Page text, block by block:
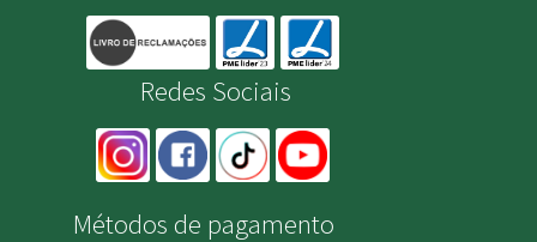
Redes Sociais
Métodos de pagamento